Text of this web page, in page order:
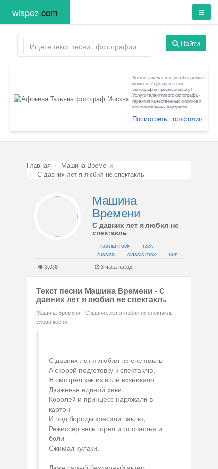
wispoz.com
Найти
Хотите запечатлеть незабываемые
моменты? Доверьте свои
фотографии профессионалу!
Услуги талантливого фотографа -
гарантия качественных снимков и
восхитительных портретов.
Посмотреть портфолио
Главная
Машина Времени
С давних лет я любил не спектакль
Машина
Времени
С давних лет я любил не
спектакль
russian rock
rock
russian
classic rock
80s
3,036
3 часа назад
Текст песни Машина Времени - С
давних лет я любил не спектакль
Машина Времени - С давних лет я любил не спектакль
слова песни
С давних лет я любил не спектакль,
А скорей подготовку к спектаклю,
Я смотрел как из волн возникало
Движенье единой реки,
Королей и принцесс наряжали в
картон
И под бороды красили паклю,
Режиссер весь горел и от счастья и
боли
Сжимал кулаки.
Даже самый бездарный актер